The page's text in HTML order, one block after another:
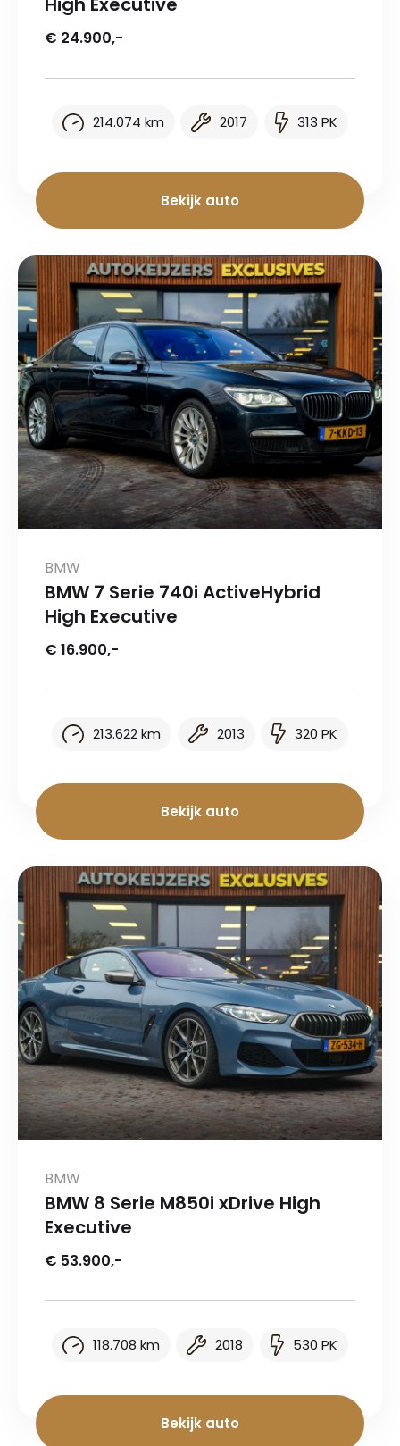
€ 24.900,-
214.074 km 2017 313 PK
Bekijk auto
BMW
BMW 7 Serie 740i ActiveHybrid
High Executive
€ 16.900,-
213.622 km 2013 320 PK
Bekijk auto
BMW
BMW 8 Serie M850i xDrive High
Executive
€ 53.900,-
118.708 km 2018 530 PK
Bekijk auto